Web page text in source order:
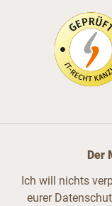
Der
Ich will nichts
eurer